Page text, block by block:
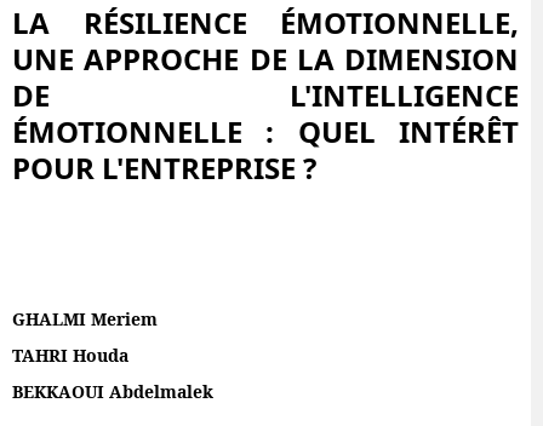
LA RÉSILIENCE ÉMOTIONNELLE,
UNE APPROCHE DE LA DIMENSION
DE L'INTELLIGENCE
ÉMOTIONNELLE : QUEL INTÉRÊT
POUR L'ENTREPRISE ?
GHALMI Meriem
TAHRI Houda
BEKKAOUI Abdelmalek